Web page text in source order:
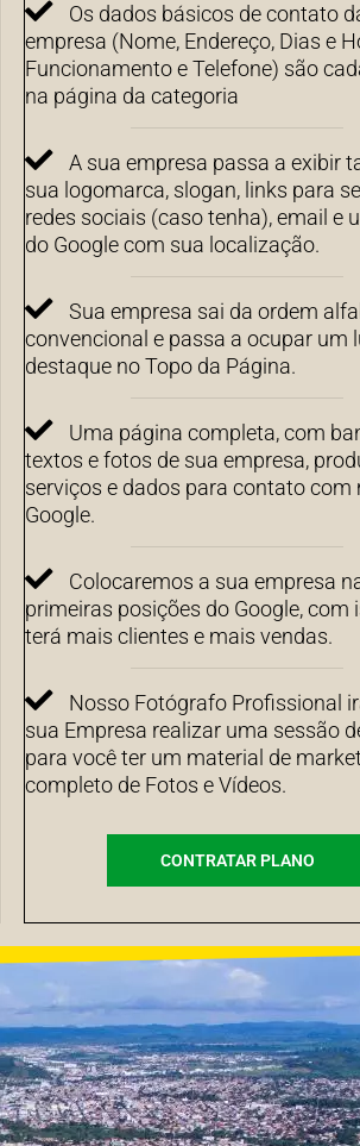
Os dados básicos de contato
empresa (Nome, Endereço, Dias e
Funcionamento e Telefone) são
na página da categoria
A sua empresa passa a exibir
sua logomarca, slogan, links para
redes sociais (caso tenha), email e
do Google com sua localização.
Sua empresa sai da ordem
convencional e passa a ocupar um
destaque no Topo da Página.
Uma página completa, com
textos e fotos de sua empresa,
serviços e dados para contato com
Google.
Colocaremos a sua empresa
primeiras posições do Google, com
terá mais clientes e mais vendas.
Nosso Fotógrafo Profissional
sua Empresa realizar uma sessão
para você ter um material de
completo de Fotos e Vídeos.
CONTRATAR PLANO